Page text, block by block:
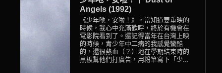
Angels (1992)
《少年吔，安啦！》，當知道要重映的
時候，我心中充滿歡呼，終於有機會在
電影院看到了。還記得當年在台灣上映
的時候，青少年中二病的我感覺蠻酷
的，還很熱血（？）地在學期結束時的
黑板幫他們打廣告，用粉筆寫下「少...